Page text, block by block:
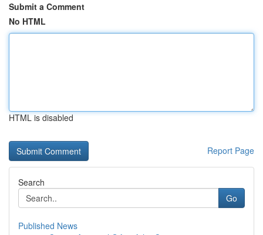
Submit a Comment
No HTML
HTML is disabled
Report Page
Search
Go
Published News